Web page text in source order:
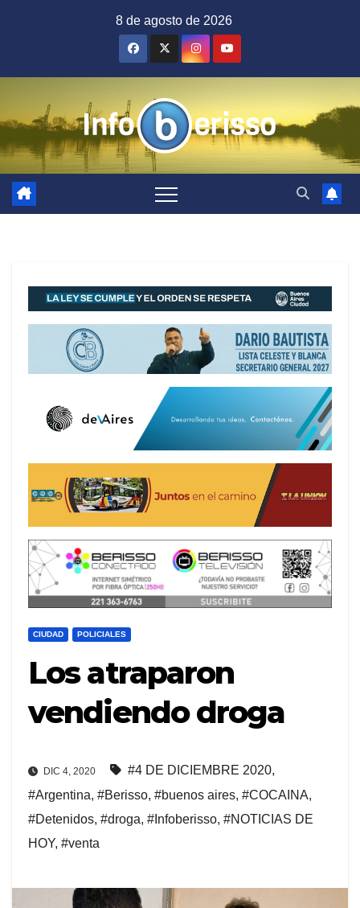
8 de agosto de 2026
CIUDAD POLICIALES
Los atraparon
vendiendo droga
DIC 4, 2020 #4 DE DICIEMBRE 2020,
#Argentina, #Berisso, #buenos aires, #COCAINA,
#Detenidos, #droga, #Infoberisso, #NOTICIAS DE
HOY, #venta